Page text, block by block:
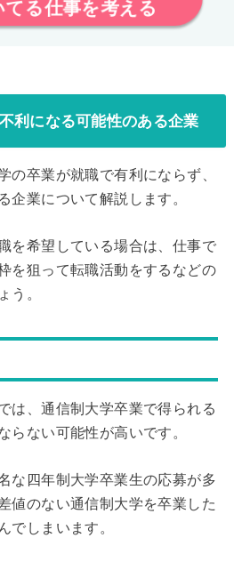
てる仕事を考える
利になる可能性のある企業
の卒業が就職で有利にならず、
企業について解説します。
を希望している場合は、仕事で
を狙って転職活動をするなどの
う。
は、通信制大学卒業で得られる
らない可能性が高いです。
な四年制大学卒業生の応募が多
値のない通信制大学を卒業した
でしまいます。